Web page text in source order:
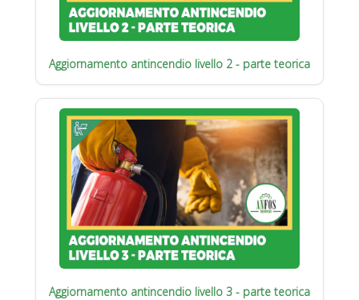
Aggiornamento antincendio livello 2 - parte teorica
Aggiornamento antincendio livello 3 - parte teorica